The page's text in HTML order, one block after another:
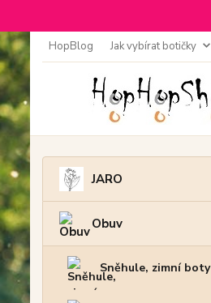
HopBlog Jak vybírat botičky
JARO
Obuv
Sněhule, zimní boty